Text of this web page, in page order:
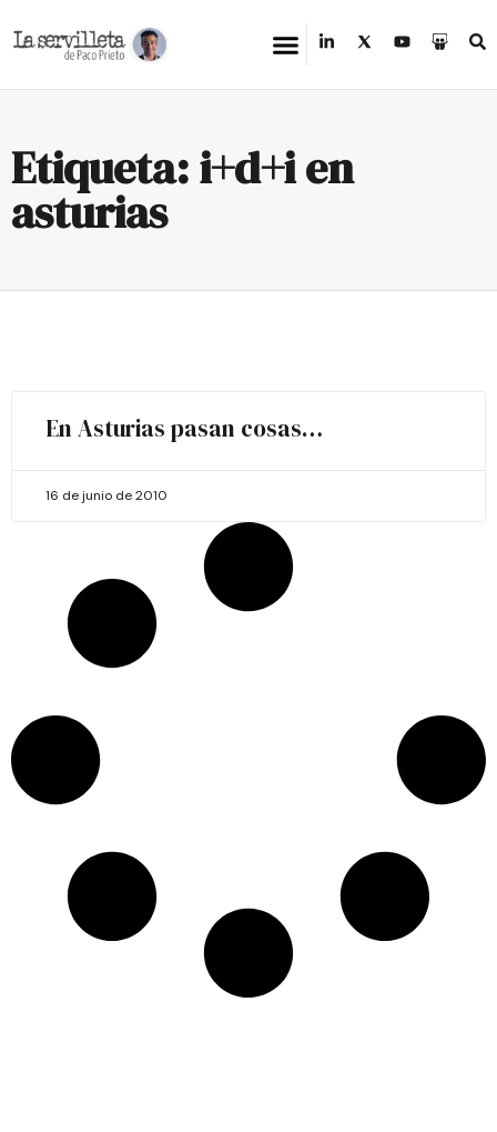
Etiqueta: i+d+i en
asturias
En Asturias pasan cosas…
16 de junio de 2010